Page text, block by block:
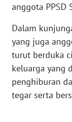
anggota PPSD
Dalam
yang juga
turut berduka
keluarga yang
penghiburan
tegar serta
SUMUT
WN
JAKARTA
WN
JABAR